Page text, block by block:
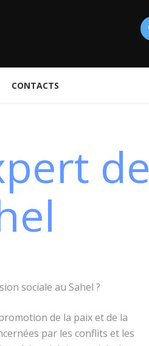
CONTACTS
de
sociale au Sahel ?
de la paix et de la
par les conflits et les